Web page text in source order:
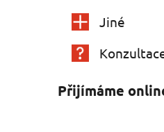
Jiné
Přijímáme